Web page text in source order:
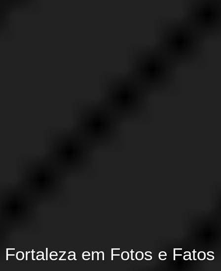
Fortaleza em Fotos e Fatos